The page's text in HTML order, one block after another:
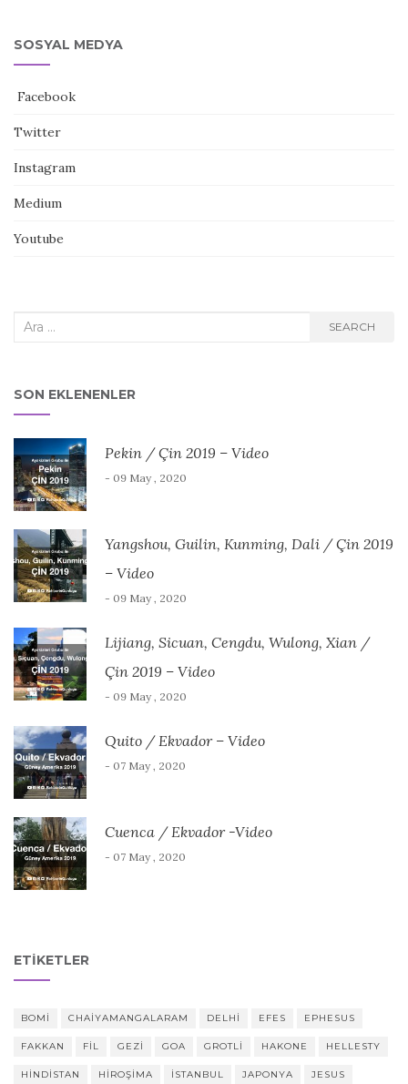
SOSYAL MEDYA
Facebook
Twitter
Instagram
Medium
Youtube
Search
SEARCH
SON EKLENENLER
Pekin / Çin 2019 – Video
- 09 May , 2020
Yangshou, Guilin, Kunming, Dali / Çin 2019
– Video
- 09 May , 2020
Lijiang, Sicuan, Cengdu, Wulong, Xian /
Çin 2019 – Video
- 09 May , 2020
Quito / Ekvador – Video
- 07 May , 2020
Cuenca / Ekvador -Video
- 07 May , 2020
ETIKETLER
BOMI CHAIYAMANGALARAM DELHI EFES EPHESUS
FAKKAN FIL GEZI GOA GROTLI HAKONE HELLESTY
HINDISTAN HIROŞIMA ISTANBUL JAPONYA JESUS